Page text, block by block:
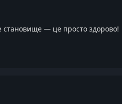
— це просто здорово!